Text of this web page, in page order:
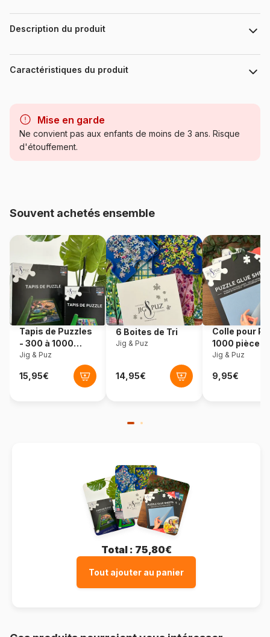
Description du produit
Olivia Gibbs | Jennifer Nelson Artists, Inc.
Caractéristiques du produit
Catégorie
Puzzles - Magasins et Centre
Provenance Fabriqué en France
Pieces-Peace-F-00323
EAN 3667232003239
Nombre de pièces 1000 pièces
Dimensions 69 x 48 cm
Matière primaire
Mise en garde
Ne convient pas aux enfants de moins de 3 ans. Risque
d'étouffement.
Souvent achetés ensemble
Tapis de Puzzles
- 300 à 1000
pièces
Jig & Puz
6 Boites de Tri
Jig & Puz
Colle pour
1000 pièces
Jig & Puz
Total : 75,80€
Tout ajouter au panier